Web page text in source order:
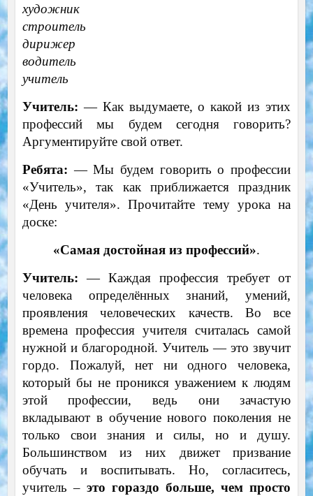
художник
строитель
дирижер
водитель
учитель
Учитель: — Как выдумаете, о какой из этих
профессий мы будем сегодня говорить?
Аргументируйте свой ответ.
Ребята:— Мы будем говорить о профессии
«Учитель», так как приближается праздник
«День учителя». Прочитайте тему урока на
доске:
«Самая достойная из профессий».
Учитель:
—Каждая профессия требует от
человека определённых знаний, умений,
проявления человеческих качеств. Во все
времена профессия учителя считалась самой
нужной и благородной. Учитель — это звучит
гордо. Пожалуй, нет ни одного человека,
который бы не проникся уважением к людям
этой профессии, ведь они зачастую
вкладывают в обучение нового поколения не
только свои знания и силы, но и душу.
Большинством из них движет призвание
обучать и воспитывать. Но, согласитесь,
учитель – это гораздо больше, чем просто